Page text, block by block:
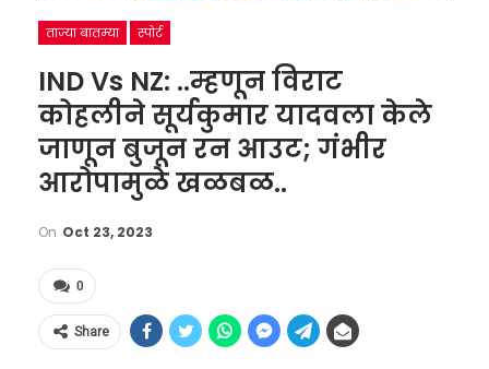
ताज्या बातम्या स्पोर्ट
IND Vs NZ: ..म्हणून विराट
कोहलीने सूर्यकुमार यादवला केले
जाणून बुजून रन आउट; गंभीर
आरोपामुळे खळबळ..
On Oct 23, 2023
0
Share